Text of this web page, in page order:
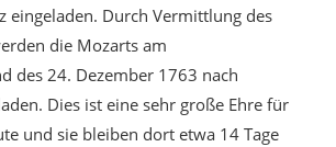
eingeladen. Durch Vermittlung des
die Mozarts am
des 24. Dezember 1763 nach
Dies ist eine sehr große Ehre für
und sie bleiben dort etwa 14 Tage